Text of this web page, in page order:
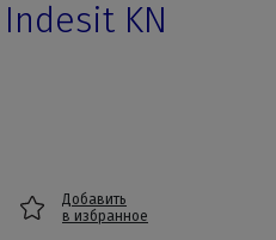
KN
Добавить
в избранное